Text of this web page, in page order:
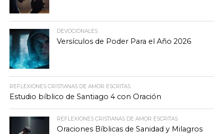
DEVOCIONALES
Versículos de Poder Para el Año 2026
REFLEXIONES CRISTIANAS DE AMOR ESCRITAS
Estudio bíblico de Santiago 4 con Oración
REFLEXIONES CRISTIANAS DE AMOR ESCRITAS
Oraciones Bíblicas de Sanidad y Milagros